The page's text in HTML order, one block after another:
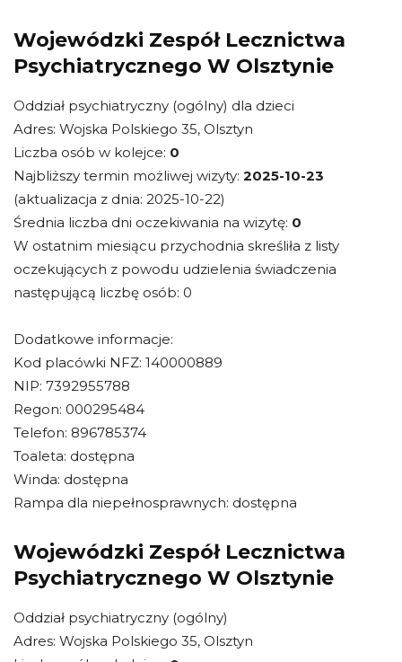
Wojewódzki Zespół Lecznictwa
Psychiatrycznego W Olsztynie
Oddział psychiatryczny (ogólny) dla dzieci
Adres: Wojska Polskiego 35, Olsztyn
Liczba osób w kolejce: 0
Najbliższy termin możliwej wizyty: 2025-10-23
(aktualizacja z dnia: 2025-10-22)
Średnia liczba dni oczekiwania na wizytę: 0
W ostatnim miesiącu przychodnia skreśliła z listy
oczekujących z powodu udzielenia świadczenia
następującą liczbę osób: 0
Dodatkowe informacje:
Kod placówki NFZ: 140000889
NIP: 7392955788
Regon: 000295484
Telefon: 896785374
Toaleta: dostępna
Winda: dostępna
Rampa dla niepełnosprawnych: dostępna
Wojewódzki Zespół Lecznictwa
Psychiatrycznego W Olsztynie
Oddział psychiatryczny (ogólny)
Adres: Wojska Polskiego 35, Olsztyn